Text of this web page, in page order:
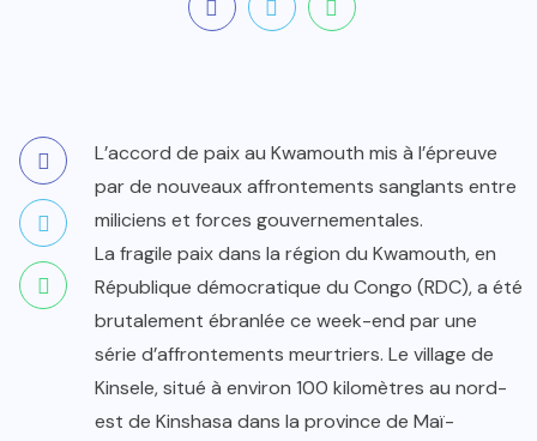
L’accord de paix au Kwamouth mis à l’épreuve
par de nouveaux affrontements sanglants entre
miliciens et forces gouvernementales.
La fragile paix dans la région du Kwamouth, en
République démocratique du Congo (RDC), a été
brutalement ébranlée ce week-end par une
série d’affrontements meurtriers. Le village de
Kinsele, situé à environ 100 kilomètres au nord-
est de Kinshasa dans la province de Maï-